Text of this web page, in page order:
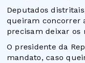
Deputados
queiram concorrer
precisam deixar os
O presidente da
mandato, caso